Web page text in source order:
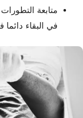
متابعة
في البقاء